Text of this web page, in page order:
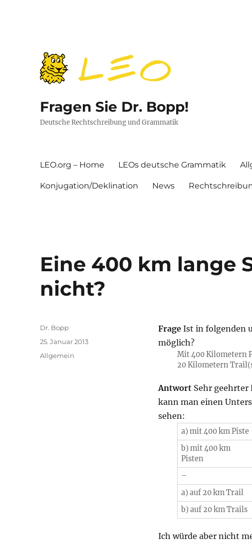
Fragen Sie Dr. Bopp!
Deutsche Rechtschreibung und Grammatik
LEO.org – Home LEOs deutsche Grammatik
Konjugation/Deklination News
Eine 400 km lange
nicht?
FrageIst in folgenden
möglich?
Mit 400 Kilometern
20 Kilometern
AntwortSehr geehrter
kann man einen
sehen:
a) mit 400 km Piste
b) mit 400 km
Pisten
–
a) auf 20 km Trail
b) auf 20 km Trails
Ich würde aber nicht
Autor
Dr. Bopp
Veröffentlicht
am
25. Januar 2013
Kategorien
Allgemein